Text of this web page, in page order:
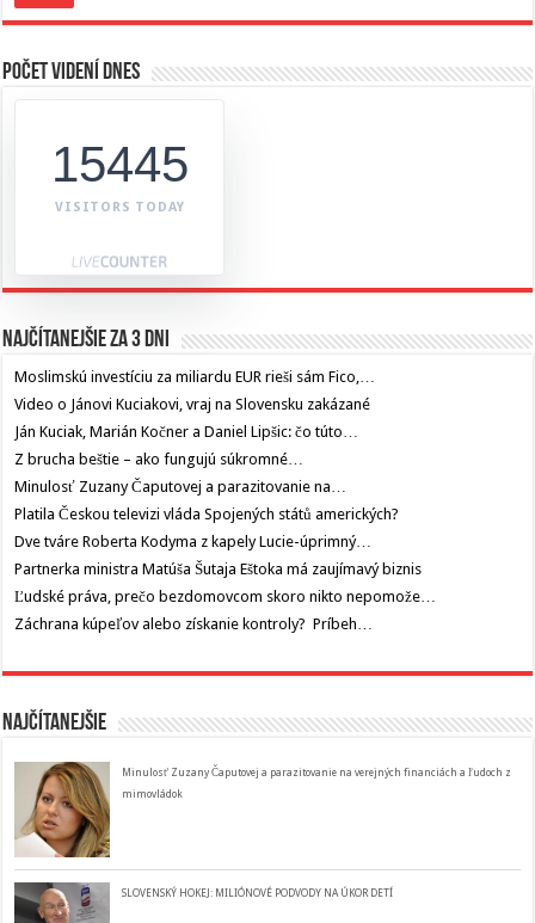
Počet videní dnes
15445
VISITORS TODAY
Najčítanejšie za 3 dni
Moslimskú investíciu za miliardu EUR rieši sám Fico,…
Video o Jánovi Kuciakovi, vraj na Slovensku zakázané
Ján Kuciak, Marián Kočner a Daniel Lipšic: čo túto…
Z brucha beštie – ako fungujú súkromné…
Minulosť Zuzany Čaputovej a parazitovanie na…
Platila Českou televizi vláda Spojených států amerických?
Dve tváre Roberta Kodyma z kapely Lucie-úprimný…
Partnerka ministra Matúša Šutaja Eštoka má zaujímavý biznis
Ľudské práva, prečo bezdomovcom skoro nikto nepomože…
Záchrana kúpeľov alebo získanie kontroly? Príbeh…
Najčítanejšie
Minulosť Zuzany Čaputovej a parazitovanie na verejných financiách a ľudoch z
mimovládok
SLOVENSKÝ HOKEJ: MILIÓNOVÉ PODVODY NA ÚKOR DETÍ